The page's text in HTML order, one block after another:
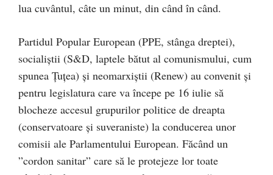
lua cuvântul, câte un minut, din când în când.
Partidul Popular European (PPE, stânga dreptei),
socialiștii (S&D, laptele bătut al comunismului, cum
spunea Țuțea) și neomarxiștii (Renew) au convenit și
pentru legislatura care va începe pe 16 iulie să
blocheze accesul grupurilor politice de dreapta
(conservatoare și suveraniste) la conducerea unor
comisii ale Parlamentului European. Făcând un
”cordon sanitar” care să le protejeze lor toate